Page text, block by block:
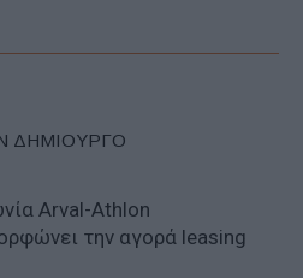
ΔΗΜΙΟΥΡΓΟ
Arval-Athlon
την αγορά leasing